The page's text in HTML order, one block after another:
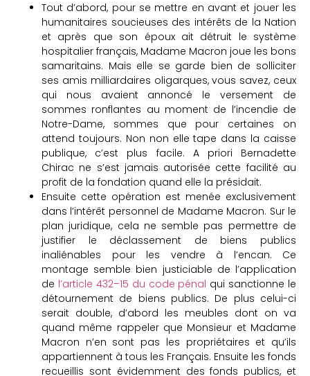
Tout d’abord, pour se mettre en avant et jouer les
humanitaires soucieuses des intérêts de la Nation
et après que son époux ait détruit le système
hospitalier français, Madame Macron joue les bons
samaritains. Mais elle se garde bien de solliciter
ses amis milliardaires oligarques, vous savez, ceux
qui nous avaient annoncé le versement de
sommes ronflantes au moment de l’incendie de
Notre-Dame, sommes que pour certaines on
attend toujours. Non non elle tape dans la caisse
publique, c’est plus facile. A priori Bernadette
Chirac ne s’est jamais autorisée cette facilité au
profit de la fondation quand elle la présidait.
Ensuite cette opération est menée exclusivement
dans l’intérêt personnel de Madame Macron. Sur le
plan juridique, cela ne semble pas permettre de
justifier le déclassement de biens publics
inaliénables pour les vendre à l’encan. Ce
montage semble bien justiciable de l’application
de l’article 432–15 du code pénal qui sanctionne le
détournement de biens publics. De plus celui-ci
serait double, d’abord les meubles dont on va
quand même rappeler que Monsieur et Madame
Macron n’en sont pas les propriétaires et qu’ils
appartiennent à tous les Français. Ensuite les fonds
recueillis sont évidemment des fonds publics, et